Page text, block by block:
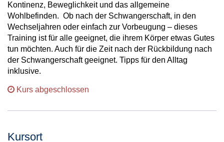
Kontinenz, Beweglichkeit und das allgemeine
Wohlbefinden. Ob nach der Schwangerschaft, in den
Wechseljahren oder einfach zur Vorbeugung – dieses
Training ist für alle geeignet, die ihrem Körper etwas Gutes
tun möchten. Auch für die Zeit nach der Rückbildung nach
der Schwangerschaft geeignet. Tipps für den Alltag
inklusive.
Kurs abgeschlossen
Kursort